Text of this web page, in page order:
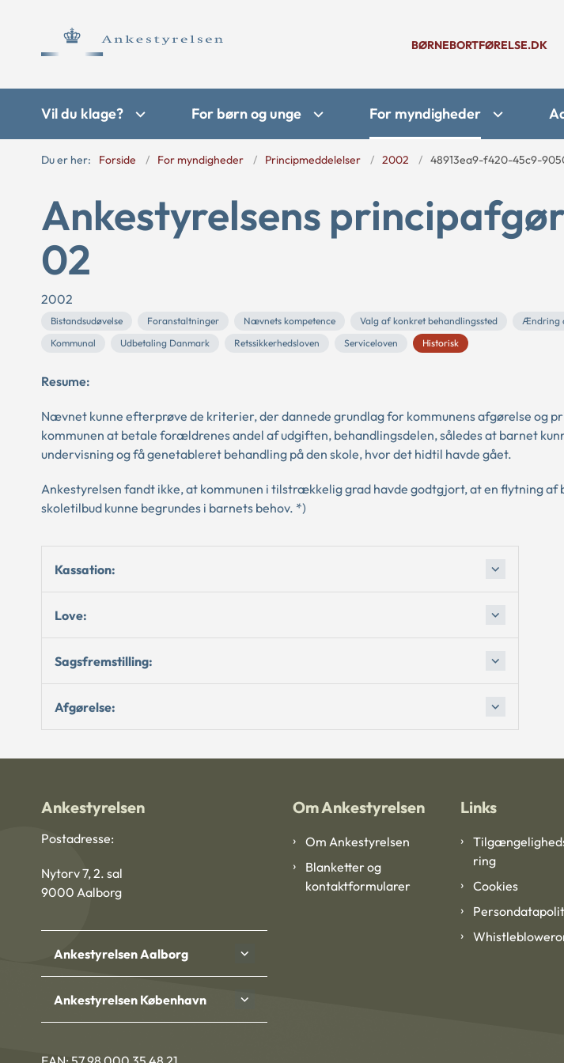
BØRNEBORTFØRELSE.DK
Vil du klage? For børn og unge For myndigheder
Du er her: Forside For myndigheder Principmeddelelser 2002 48913ea9-f420-45c9-
Ankestyrelsens
02
2002
Bistandsudøvelse Foranstaltninger Nævnets kompetence Valg af konkret behandlingssted Ændring
Kommunal
Udbetaling Danmark Retssikkerhedsloven Serviceloven Historisk
Resume:
Nævnet kunne efterprøve de kriterier, der dannede grundlag for kommunens afgørelse og
kommunen at betale forældrenes andel af udgiften, behandlingsdelen, således at barnet
undervisning og få genetableret behandling på den skole, hvor det hidtil havde gået.
Ankestyrelsen fandt ikke, at kommunen i tilstrækkelig grad havde godtgjort, at en flytning af
skoletilbud kunne begrundes i barnets behov. *)
Kassation:
Love:
Sagsfremstilling:
Afgørelse:
Ankestyrelsen
Postadresse:
Nytorv 7, 2. sal
9000 Aalborg
Ankestyrelsen Aalborg
Ankestyrelsen København
Om Ankestyrelsen
Om Ankestyrelsen
Blanketter og
kontaktformularer
Links
ring
Cookies